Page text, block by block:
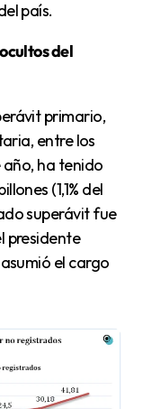
país.
entre los
año, ha tenido
(1,1% del
superávit fue
presidente
el cargo